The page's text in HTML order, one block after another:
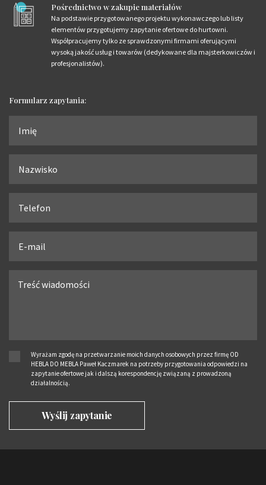
Pośrednictwo w zakupie materiałów
Na podstawie przygotowanego projektu wykonawczego lub listy
elementów przygotujemy zapytanie ofertowe do hurtowni.
Współpracujemy tylko ze sprawdzonymi firmami oferującymi
wysoką jakość usług i towarów (dedykowane dla majsterkowiczów i
profesjonalistów).
Formularz zapytania:
Wyrażam zgodę na przetwarzanie moich danych osobowych przez firmę OD
HEBLA DO MEBLA Paweł Kaczmarek na potrzeby przygotowania odpowiedzi na
zapytanie ofertowe jak i dalszą korespondencję związaną z prowadzoną
działalnością.